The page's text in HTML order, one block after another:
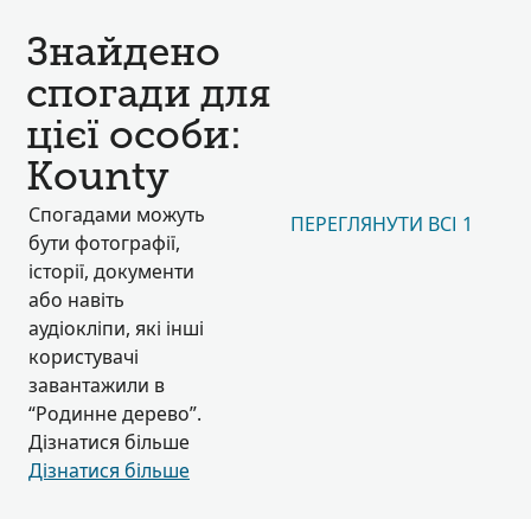
Знайдено
спогади для
цієї особи:
Kounty
Спогадами можуть
бути фотографії,
історії, документи
або навіть
аудіокліпи, які інші
користувачі
завантажили в
“Родинне дерево”.
Дізнатися більше
Дізнатися більше
ПЕРЕГЛЯНУТИ ВСІ 1